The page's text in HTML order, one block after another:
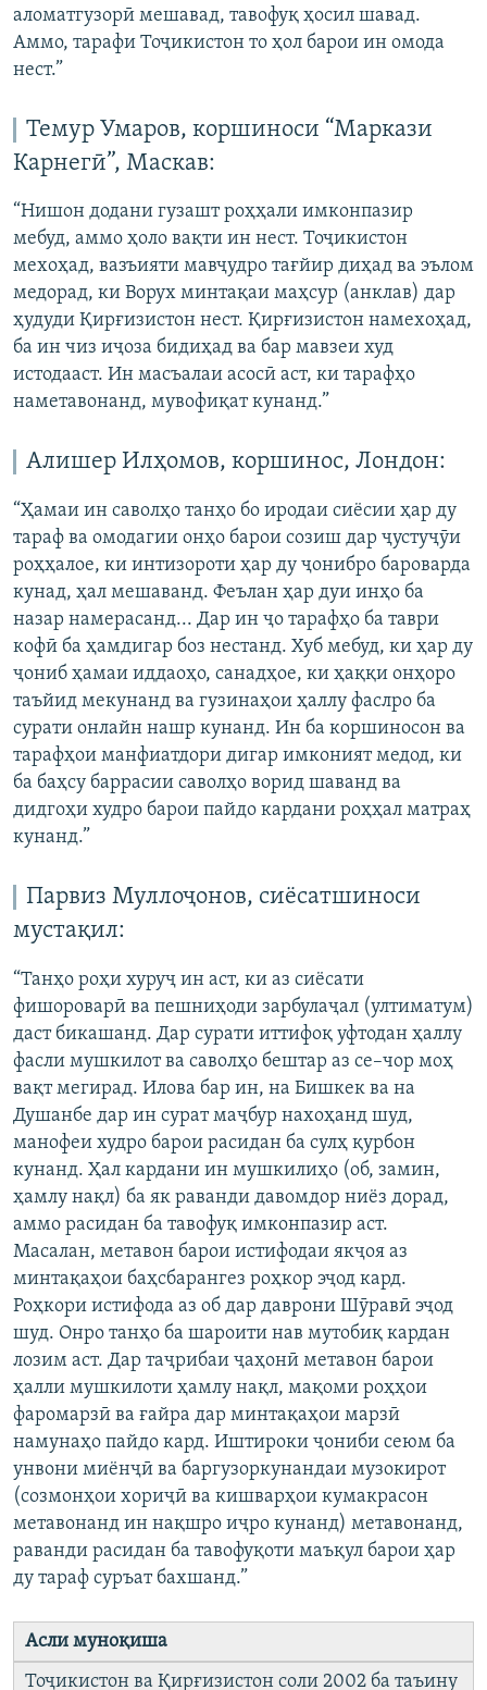
аломатгузорӣ мешавад, тавофуқ ҳосил шавад.
Аммо, тарафи Тоҷикистон то ҳол барои ин омода
нест.”
Темур Умаров, коршиноси “Маркази
Карнегӣ”, Маскав:
“Нишон додани гузашт роҳҳали имконпазир
мебуд, аммо ҳоло вақти ин нест. Тоҷикистон
мехоҳад, вазъияти мавҷудро тағйир диҳад ва эълом
медорад, ки Ворух минтақаи маҳсур (анклав) дар
ҳудуди Қирғизистон нест. Қирғизистон намехоҳад,
ба ин чиз иҷоза бидиҳад ва бар мавзеи худ
истодааст. Ин масъалаи асосӣ аст, ки тарафҳо
наметавонанд, мувофиқат кунанд.”
Алишер Илҳомов, коршинос, Лондон:
“Ҳамаи ин саволҳо танҳо бо иродаи сиёсии ҳар ду
тараф ва омодагии онҳо барои созиш дар ҷустуҷӯи
роҳҳалое, ки интизороти ҳар ду ҷонибро бароварда
кунад, ҳал мешаванд. Феълан ҳар дуи инҳо ба
назар намерасанд... Дар ин ҷо тарафҳо ба таври
кофӣ ба ҳамдигар боз нестанд. Хуб мебуд, ки ҳар ду
ҷониб ҳамаи иддаоҳо, санадҳое, ки ҳаққи онҳоро
таъйид мекунанд ва гузинаҳои ҳаллу фаслро ба
сурати онлайн нашр кунанд. Ин ба коршиносон ва
тарафҳои манфиатдори дигар имконият медод, ки
ба баҳсу баррасии саволҳо ворид шаванд ва
дидгоҳи худро барои пайдо кардани роҳҳал матраҳ
кунанд.”
Парвиз Муллоҷонов, сиёсатшиноси
мустақил:
“Танҳо роҳи хуруҷ ин аст, ки аз сиёсати
фишороварӣ ва пешниҳоди зарбулаҷал (ултиматум)
даст бикашанд. Дар сурати иттифоқ уфтодан ҳаллу
фасли мушкилот ва саволҳо бештар аз се–чор моҳ
вақт мегирад. Илова бар ин, на Бишкек ва на
Душанбе дар ин сурат маҷбур нахоҳанд шуд,
манофеи худро барои расидан ба сулҳ қурбон
кунанд. Ҳал кардани ин мушкилиҳо (об, замин,
ҳамлу нақл) ба як раванди давомдор ниёз дорад,
аммо расидан ба тавофуқ имконпазир аст.
Масалан, метавон барои истифодаи якҷоя аз
минтақаҳои баҳсбарангез роҳкор эҷод кард.
Роҳкори истифода аз об дар даврони Шӯравӣ эҷод
шуд. Онро танҳо ба шароити нав мутобиқ кардан
лозим аст. Дар таҷрибаи ҷаҳонӣ метавон барои
ҳалли мушкилоти ҳамлу нақл, мақоми роҳҳои
фаромарзӣ ва ғайра дар минтақаҳои марзӣ
намунаҳо пайдо кард. Иштироки ҷониби сеюм ба
унвони миёнҷӣ ва баргузоркунандаи музокирот
(созмонҳои хориҷӣ ва кишварҳои кумакрасон
метавонанд ин нақшро иҷро кунанд) метавонанд,
раванди расидан ба тавофуқоти маъқул барои ҳар
ду тараф суръат бахшанд.”
Асли муноқиша
Тоҷикистон ва Қирғизистон соли 2002 ба таъину